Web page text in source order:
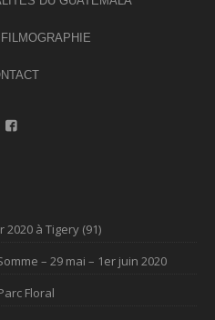
à Tigery (91)
– 29 mai – 1er juin 2020
Floral